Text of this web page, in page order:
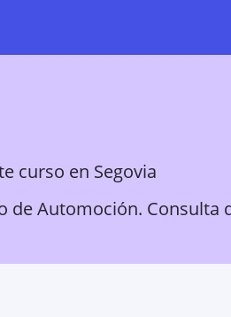
curso en Segovia
de Automoción.